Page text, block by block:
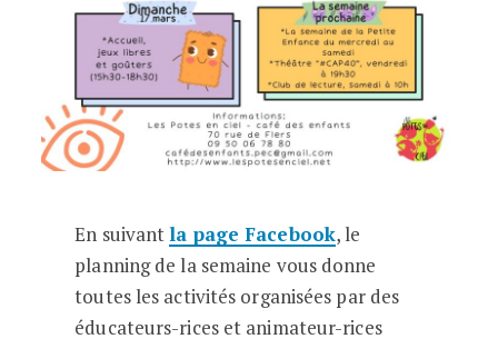
En suivantla page Facebook, le
planning de la semaine vous donne
toutes les activités organisées par des
éducateurs-rices et animateur-rices